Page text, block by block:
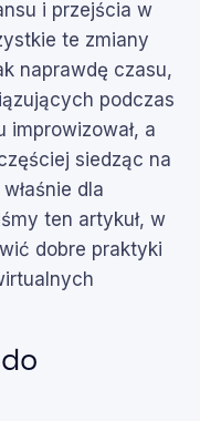
i przejścia w
te zmiany
naprawdę czasu,
podczas
improwizował, a
siedząc na
dla
ten artykuł, w
dobre praktyki